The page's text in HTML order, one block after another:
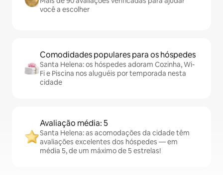
você a escolher
Comodidades populares para os hóspedes
Santa Helena: os hóspedes adoram Cozinha, Wi-
Fi e Piscina nos aluguéis por temporada nesta
cidade
Avaliação média: 5
Santa Helena: as acomodações da cidade têm
avaliações excelentes dos hóspedes — em
média 5, de um máximo de 5 estrelas!